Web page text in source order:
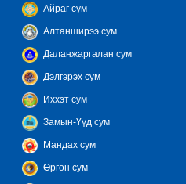
Айраг сум
Алтанширээ сум
Даланжаргалан сум
Дэлгэрэх сум
Иххэт сум
Замын-Үүд сум
Мандах сум
Өргөн сум